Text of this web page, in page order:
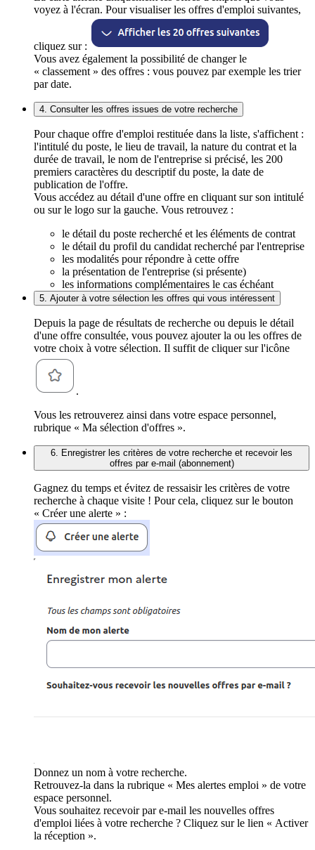
voyez à l'écran. Pour visualiser les offres d'emploi suivantes,
cliquez sur :
Vous avez également la possibilité de changer le
« classement » des offres : vous pouvez par exemple les trier
par date.
4. Consulter les offres issues de votre recherche
Pour chaque offre d'emploi restituée dans la liste, s'affichent :
l'intitulé du poste, le lieu de travail, la nature du contrat et la
durée de travail, le nom de l'entreprise si précisé, les 200
premiers caractères du descriptif du poste, la date de
publication de l'offre.
Vous accédez au détail d'une offre en cliquant sur son intitulé
ou sur le logo sur la gauche. Vous retrouvez :
le détail du poste recherché et les éléments de contrat
le détail du profil du candidat recherché par l'entreprise
les modalités pour répondre à cette offre
la présentation de l'entreprise (si présente)
les informations complémentaires le cas échéant
5. Ajouter à votre sélection les offres qui vous intéressent
Depuis la page de résultats de recherche ou depuis le détail
d'une offre consultée, vous pouvez ajouter la ou les offres de
votre choix à votre sélection. Il suffit de cliquer sur l'icône
.
Vous les retrouverez ainsi dans votre espace personnel,
rubrique « Ma sélection d'offres ».
6. Enregistrer les critères de votre recherche et recevoir les
offres par e-mail (abonnement)
Gagnez du temps et évitez de ressaisir les critères de votre
recherche à chaque visite ! Pour cela, cliquez sur le bouton
« Créer une alerte » :
Donnez un nom à votre recherche.
Retrouvez-la dans la rubrique « Mes alertes emploi » de votre
espace personnel.
Vous souhaitez recevoir par e-mail les nouvelles offres
d'emploi liées à votre recherche ? Cliquez sur le lien « Activer
la réception ».